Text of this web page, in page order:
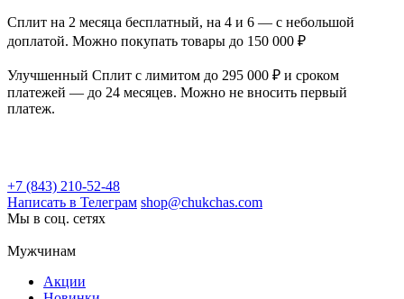
Сплит на 2 месяца бесплатный, на 4 и 6 — с небольшой
доплатой. Можно покупать товары до 150 000 ₽
Улучшенный Сплит с лимитом до 295 000 ₽ и сроком
платежей — до 24 месяцев. Можно не вносить первый
платеж.
+7 (843) 210-52-48
Написать в Телеграм shop@chukchas.com
Мы в соц. сетях
Мужчинам
Акции